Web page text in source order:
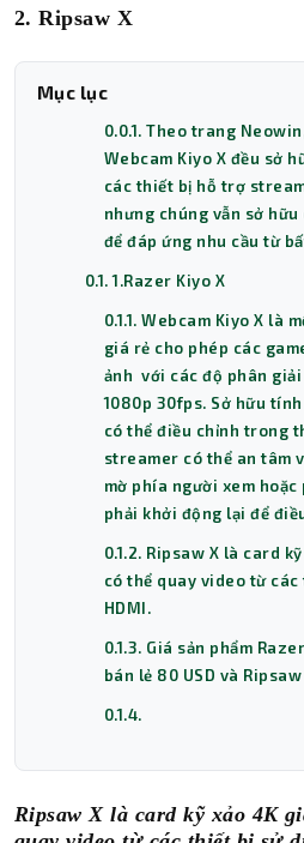
2. Ripsaw X
Mục lục
0.0.1. Theo trang
Webcam Kiyo X đều sở
các thiết bị hỗ trợ
nhưng chúng vẫn sở
để đáp ứng nhu cầu từ
0.1. 1.Razer Kiyo X
0.1.1. Webcam Kiyo X là
giá rẻ cho phép các
ảnh với các độ phân
1080p 30fps. Sở hữu
có thể điều chỉnh trong
streamer có thể an tâm
mờ phía người xem
phải khởi động lại để
0.1.2. Ripsaw X là card
có thể quay video từ
HDMI.
0.1.3. Giá sản phẩm
bán lẻ 80 USD và Ripsaw
0.1.4.
Ripsaw X là card kỹ xảo 4K